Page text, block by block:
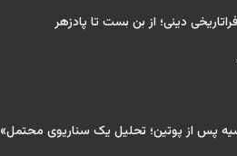
دینی؛ از بن بست تا پادزهر
پس از پوتین؛ تحلیل یک سناریوی محتمل»